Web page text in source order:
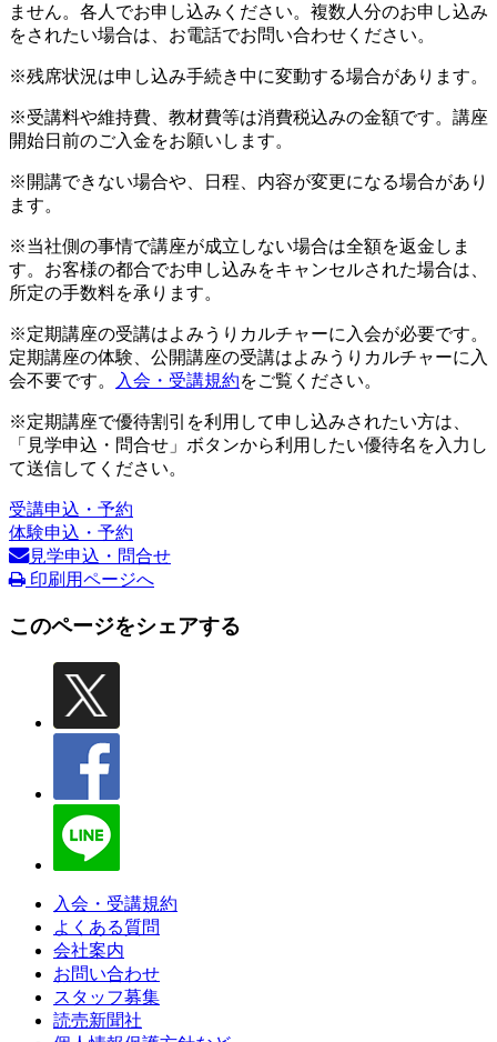
ません。各人でお申し込みください。複数人分のお申し込み
をされたい場合は、お電話でお問い合わせください。
※残席状況は申し込み手続き中に変動する場合があります。
※受講料や維持費、教材費等は消費税込みの金額です。講座
開始日前のご入金をお願いします。
※開講できない場合や、日程、内容が変更になる場合があり
ます。
※当社側の事情で講座が成立しない場合は全額を返金しま
す。お客様の都合でお申し込みをキャンセルされた場合は、
所定の手数料を承ります。
※定期講座の受講はよみうりカルチャーに入会が必要です。
定期講座の体験、公開講座の受講はよみうりカルチャーに入
会不要です。
入会・受講規約をご覧ください。
※定期講座で優待割引を利用して申し込みされたい方は、
「見学申込・問合せ」ボタンから利用したい優待名を入力し
て送信してください。
受講申込・予約
体験申込・予約
見学申込・問合せ
印刷用ページへ
このページをシェアする
入会・受講規約
よくある質問
会社案内
お問い合わせ
スタッフ募集
読売新聞社